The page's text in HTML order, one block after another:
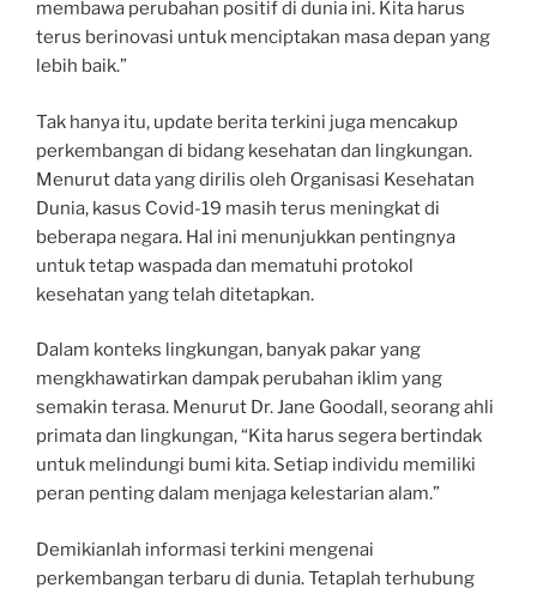
membawa perubahan positif di dunia ini. Kita harus
terus berinovasi untuk menciptakan masa depan yang
lebih baik.”
Tak hanya itu, update berita terkini juga mencakup
perkembangan di bidang kesehatan dan lingkungan.
Menurut data yang dirilis oleh Organisasi Kesehatan
Dunia, kasus Covid-19 masih terus meningkat di
beberapa negara. Hal ini menunjukkan pentingnya
untuk tetap waspada dan mematuhi protokol
kesehatan yang telah ditetapkan.
Dalam konteks lingkungan, banyak pakar yang
mengkhawatirkan dampak perubahan iklim yang
semakin terasa. Menurut Dr. Jane Goodall, seorang ahli
primata dan lingkungan, “Kita harus segera bertindak
untuk melindungi bumi kita. Setiap individu memiliki
peran penting dalam menjaga kelestarian alam.”
Demikianlah informasi terkini mengenai
perkembangan terbaru di dunia. Tetaplah terhubung